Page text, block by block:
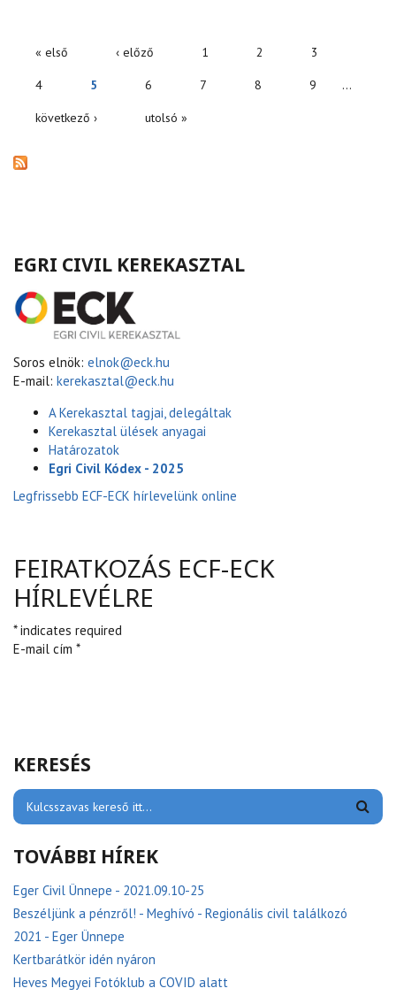
OLDALAK
« első ‹ előző 1 2 3
4 5 6 7 8 9 …
következő › utolsó »
EGRI CIVIL KEREKASZTAL
Soros elnök: elnok@eck.hu
E-mail: kerekasztal@eck.hu
A Kerekasztal tagjai, delegáltak
Kerekasztal ülések anyagai
Határozatok
Egri Civil Kódex - 2025
Legfrissebb ECF-ECK hírlevelünk online
FEIRATKOZÁS ECF-ECK
HÍRLEVÉLRE
* indicates required
E-mail cím *
KERESÉS
TOVÁBBI HÍREK
Eger Civil Ünnepe - 2021.09.10-25
Beszéljünk a pénzről! - Meghívó - Regionális civil találkozó
2021 - Eger Ünnepe
Kertbarátkör idén nyáron
Heves Megyei Fotóklub a COVID alatt